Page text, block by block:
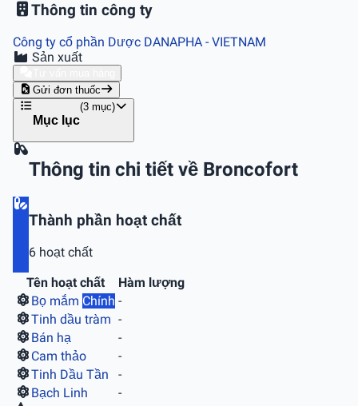
Thông tin công ty
Công ty cổ phần Dược DANAPHA - VIETNAM
Sản xuất
Gửi đơn thuốc
Mục lục
(3 mục)
Thông tin chi tiết về Broncofort
Thành phần hoạt chất
6 hoạt chất
Tên hoạt chất
Hàm lượng
Bọ mắm Chính -
Tinh dầu tràm -
Bán hạ
-
Cam thảo
-
Tinh Dầu Tần
-
Bạch Linh
-